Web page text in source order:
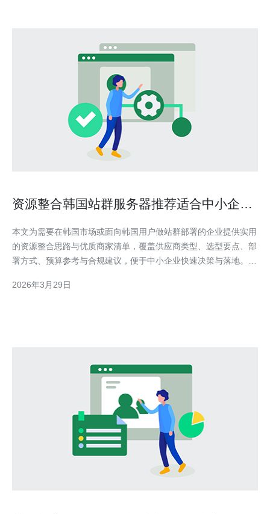
资源整合韩国站群服务器推荐适合中小企业
本文为需要在韩国市场或面向韩国用户做站群部署的企业提供实用
的资源整合思路与优质商家清单，覆盖供应商类型、选型要点、部
署方式、预算参考与合规建议，便于中小企业快速决策与落地。
用户的机房能显著降低延迟、提升访问速度并改善搜索引擎表现。
2026年3月29日